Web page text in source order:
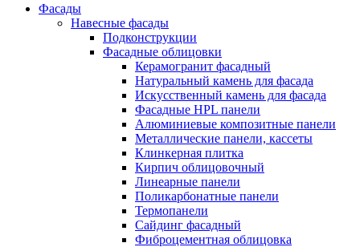
Фасады
Навесные фасады
Подконструкции
Фасадные облицовки
Керамогранит фасадный
Натуральный камень для фасада
Искусственный камень для фасада
Фасадные HPL панели
Алюминиевые композитные панели
Металлические панели, кассеты
Клинкерная плитка
Кирпич облицовочный
Линеарные панели
Поликарбонатные панели
Термопанели
Сайдинг фасадный
Фиброцементная облицовка